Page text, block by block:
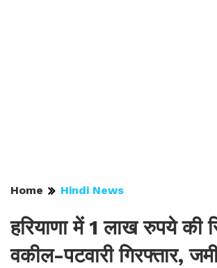
Home Hindi News
हरियाणा में 1 लाख रुपये की
वकील-पटवारी गिरफ्तार,